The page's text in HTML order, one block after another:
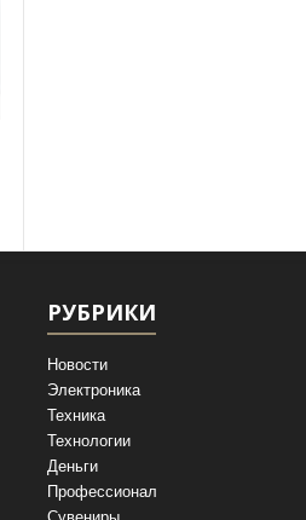
РУБРИКИ
Новости
Электроника
Техника
Технологии
Деньги
Профессионал